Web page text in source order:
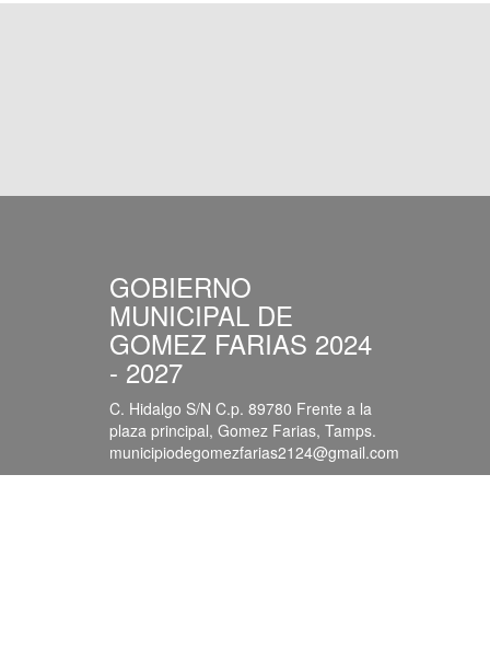
GOBIERNO
MUNICIPAL DE
GOMEZ FARIAS 2024
- 2027
C. Hidalgo S/N C.p. 89780 Frente a la
plaza principal, Gomez Farias, Tamps.
municipiodegomezfarias2124@gmail.com